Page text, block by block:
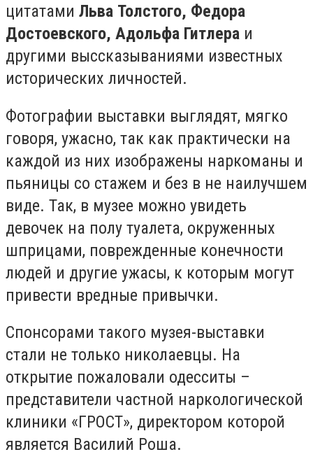
цитатами Льва Толстого, Федора
Достоевского, Адольфа Гитлера и
другими выссказываниями известных
исторических личностей.
Фотографии выставки выглядят, мягко
говоря, ужасно, так как практически на
каждой из них изображены наркоманы и
пьяницы со стажем и без в не наилучшем
виде. Так, в музее можно увидеть
девочек на полу туалета, окруженных
шприцами, поврежденные конечности
людей и другие ужасы, к которым могут
привести вредные привычки.
Спонсорами такого музея-выставки
стали не только николаевцы. На
открытие пожаловали одесситы –
представители частной наркологической
клиники «ГРОСТ», директором которой
является Василий Роша.